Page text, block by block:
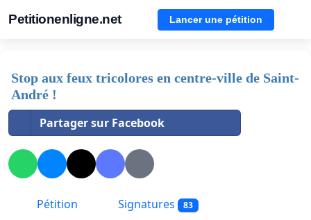
Petitionenligne.net Lancer une pétition
Stop aux feux tricolores en centre-ville de Saint-
André !
Partager sur Facebook
Pétition Signatures 83